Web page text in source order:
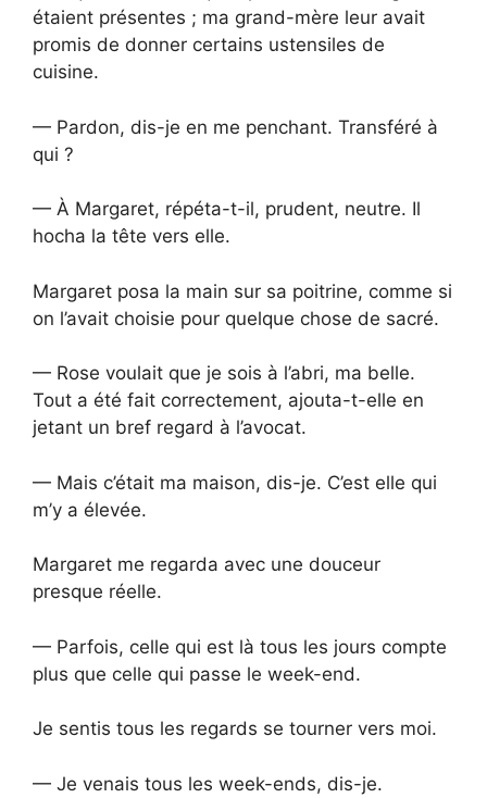
étaient présentes ; ma grand-mère leur avait
promis de donner certains ustensiles de
cuisine.
— Pardon, dis-je en me penchant. Transféré à
qui ?
— À Margaret, répéta-t-il, prudent, neutre. Il
hocha la tête vers elle.
Margaret posa la main sur sa poitrine, comme si
on l’avait choisie pour quelque chose de sacré.
— Rose voulait que je sois à l’abri, ma belle.
Tout a été fait correctement, ajouta-t-elle en
jetant un bref regard à l’avocat.
— Mais c’était ma maison, dis-je. C’est elle qui
m’y a élevée.
Margaret me regarda avec une douceur
presque réelle.
— Parfois, celle qui est là tous les jours compte
plus que celle qui passe le week-end.
Je sentis tous les regards se tourner vers moi.
— Je venais tous les week-ends, dis-je.